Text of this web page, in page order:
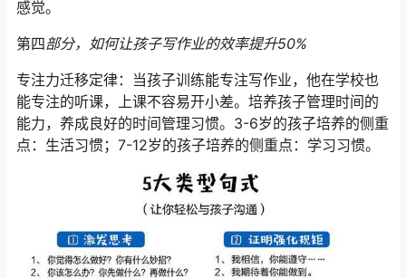
感觉。
第四部分，如何让孩子写作业的效率提升50%
专注力迁移定律：当孩子训练能专注写作业，他在学校也
能专注的听课，上课不容易开小差。培养孩子管理时间的
能力，养成良好的时间管理习惯。3-6岁的孩子培养的侧重
点：生活习惯；7-12岁的孩子培养的侧重点：学习习惯。